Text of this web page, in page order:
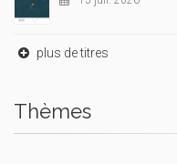
plus de titres
Thèmes